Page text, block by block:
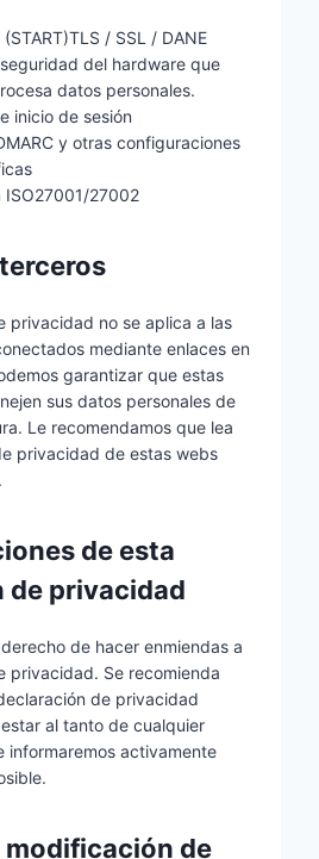
/ SSL / DANE
del hardware que
datos personales.
inicio de sesión
y otras configuraciones
ISO27001/27002
privacidad no se aplica a las
mediante enlaces en
garantizar que estas
sus datos personales de
Le recomendamos que lea
privacidad de estas webs
de esta
de privacidad
de hacer enmiendas a
privacidad. Se recomienda
de privacidad
al tanto de cualquier
informaremos activamente
modificación de